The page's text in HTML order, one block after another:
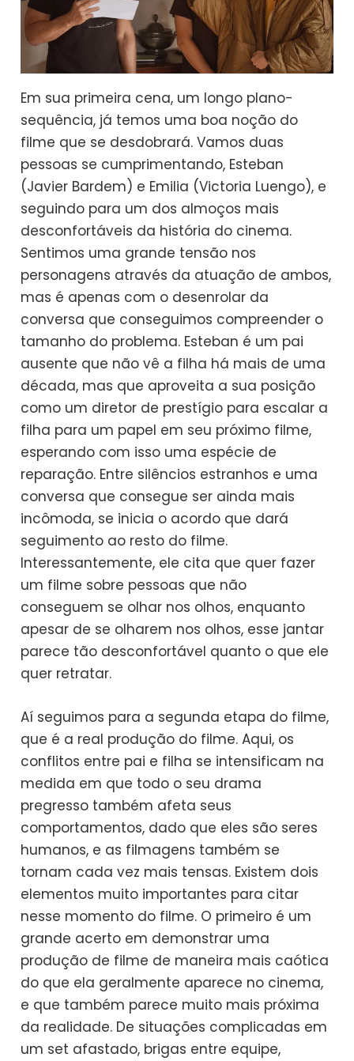
Em sua primeira cena, um longo plano-
sequência, já temos uma boa noção do
filme que se desdobrará. Vamos duas
pessoas se cumprimentando, Esteban
(Javier Bardem) e Emilia (Victoria Luengo), e
seguindo para um dos almoços mais
desconfortáveis da história do cinema.
Sentimos uma grande tensão nos
personagens através da atuação de ambos,
mas é apenas com o desenrolar da
conversa que conseguimos compreender o
tamanho do problema. Esteban é um pai
ausente que não vê a filha há mais de uma
década, mas que aproveita a sua posição
como um diretor de prestígio para escalar a
filha para um papel em seu próximo filme,
esperando com isso uma espécie de
reparação. Entre silêncios estranhos e uma
conversa que consegue ser ainda mais
incômoda, se inicia o acordo que dará
seguimento ao resto do filme.
Interessantemente, ele cita que quer fazer
um filme sobre pessoas que não
conseguem se olhar nos olhos, enquanto
apesar de se olharem nos olhos, esse jantar
parece tão desconfortável quanto o que ele
quer retratar.
Aí seguimos para a segunda etapa do filme,
que é a real produção do filme. Aqui, os
conflitos entre pai e filha se intensificam na
medida em que todo o seu drama
pregresso também afeta seus
comportamentos, dado que eles são seres
humanos, e as filmagens também se
tornam cada vez mais tensas. Existem dois
elementos muito importantes para citar
nesse momento do filme. O primeiro é um
grande acerto em demonstrar uma
produção de filme de maneira mais caótica
do que ela geralmente aparece no cinema,
e que também parece muito mais próxima
da realidade. De situações complicadas em
um set afastado, brigas entre equipe,